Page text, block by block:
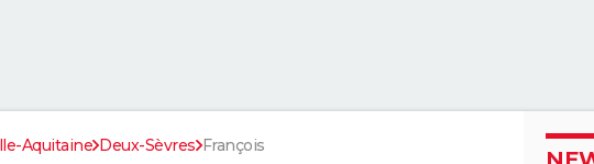
Aquitaine Deux-Sèvres François